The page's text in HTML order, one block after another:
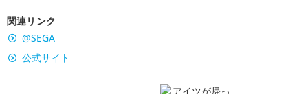
関連リンク
@SEGA
公式サイト